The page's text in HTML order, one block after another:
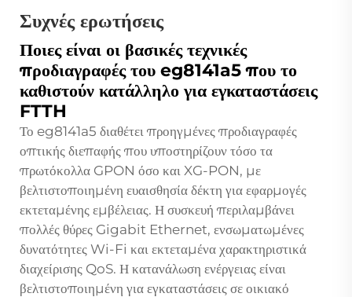
Συχνές ερωτήσεις
Ποιες είναι οι βασικές τεχνικές
προδιαγραφές του eg8141a5 που το
καθιστούν κατάλληλο για εγκαταστάσεις
FTTH
Το eg8141a5 διαθέτει προηγμένες προδιαγραφές
οπτικής διεπαφής που υποστηρίζουν τόσο τα
πρωτόκολλα GPON όσο και XG-PON, με
βελτιστοποιημένη ευαισθησία δέκτη για εφαρμογές
εκτεταμένης εμβέλειας. Η συσκευή περιλαμβάνει
πολλές θύρες Gigabit Ethernet, ενσωματωμένες
δυνατότητες Wi-Fi και εκτεταμένα χαρακτηριστικά
διαχείρισης QoS. Η κατανάλωση ενέργειας είναι
βελτιστοποιημένη για εγκαταστάσεις σε οικιακό